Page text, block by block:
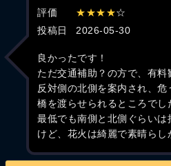
評価 ★★★★☆
投稿日
2026-05-30
良かったです！
ただ交通補助？の方で、有料
反対側の北側を案内され、
橋を渡らせられるところでし
最低でも南側と北側ぐらいは
けど、花火は綺麗で素晴らし